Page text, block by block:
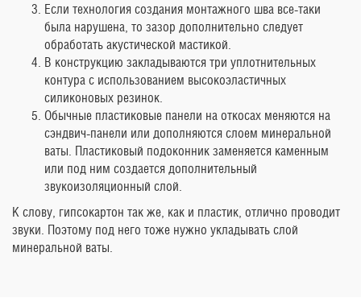
Если технология создания монтажного шва все-таки
была нарушена, то зазор дополнительно следует
обработать акустической мастикой.
В конструкцию закладываются три уплотнительных
контура с использованием высокоэластичных
силиконовых резинок.
Обычные пластиковые панели на откосах меняются на
сэндвич-панели или дополняются слоем минеральной
ваты. Пластиковый подоконник заменяется каменным
или под ним создается дополнительный
звукоизоляционный слой.
К слову, гипсокартон так же, как и пластик, отлично проводит
звуки. Поэтому под него тоже нужно укладывать слой
минеральной ваты.